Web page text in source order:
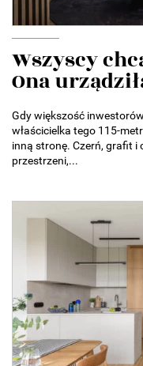
Wszyscy
Ona
Gdy większość
właścicielka tego 115-
inną stronę. Czerń, grafit i
przestrzeni,...